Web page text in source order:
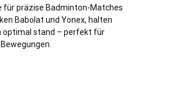
für präzise Badminton-Matches
Babolat und Yonex, halten
optimal stand – perfekt für